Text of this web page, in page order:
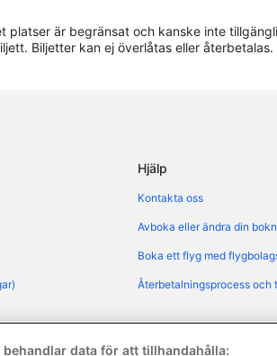
i Nerja
är begränsat och kanske inte
Biljetter kan ej överlåtas eller
Hjälp
Kontakta oss
Avboka eller ändra din
Boka ett flyg med
Återbetalningsprocess och
data för att tillhandahålla: